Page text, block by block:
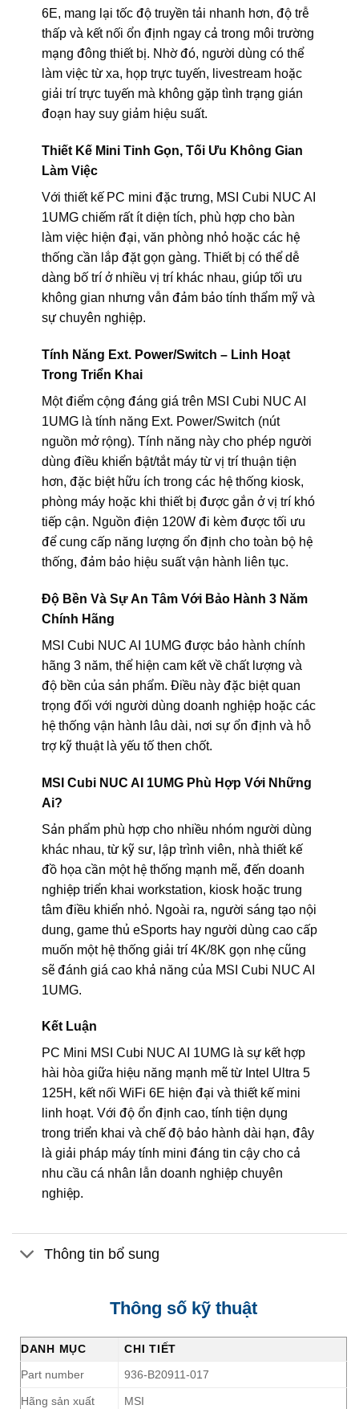
6E, mang lại tốc độ truyền tải nhanh hơn, độ trễ
thấp và kết nối ổn định ngay cả trong môi trường
mạng đông thiết bị. Nhờ đó, người dùng có thể
làm việc từ xa, họp trực tuyến, livestream hoặc
giải trí trực tuyến mà không gặp tình trạng gián
đoạn hay suy giảm hiệu suất.
Thiết Kế Mini Tinh Gọn, Tối Ưu Không Gian
Làm Việc
Với thiết kế PC mini đặc trưng, MSI Cubi NUC AI
1UMG chiếm rất ít diện tích, phù hợp cho bàn
làm việc hiện đại, văn phòng nhỏ hoặc các hệ
thống cần lắp đặt gọn gàng. Thiết bị có thể dễ
dàng bố trí ở nhiều vị trí khác nhau, giúp tối ưu
không gian nhưng vẫn đảm bảo tính thẩm mỹ và
sự chuyên nghiệp.
Tính Năng Ext. Power/Switch – Linh Hoạt
Trong Triển Khai
Một điểm cộng đáng giá trên MSI Cubi NUC AI
1UMG là tính năng Ext. Power/Switch (nút
nguồn mở rộng). Tính năng này cho phép người
dùng điều khiển bật/tắt máy từ vị trí thuận tiện
hơn, đặc biệt hữu ích trong các hệ thống kiosk,
phòng máy hoặc khi thiết bị được gắn ở vị trí khó
tiếp cận. Nguồn điện 120W đi kèm được tối ưu
để cung cấp năng lượng ổn định cho toàn bộ hệ
thống, đảm bảo hiệu suất vận hành liên tục.
Độ Bền Và Sự An Tâm Với Bảo Hành 3 Năm
Chính Hãng
MSI Cubi NUC AI 1UMG được bảo hành chính
hãng 3 năm, thể hiện cam kết về chất lượng và
độ bền của sản phẩm. Điều này đặc biệt quan
trọng đối với người dùng doanh nghiệp hoặc các
hệ thống vận hành lâu dài, nơi sự ổn định và hỗ
trợ kỹ thuật là yếu tố then chốt.
MSI Cubi NUC AI 1UMG Phù Hợp Với Những
Ai?
Sản phẩm phù hợp cho nhiều nhóm người dùng
khác nhau, từ kỹ sư, lập trình viên, nhà thiết kế
đồ họa cần một hệ thống mạnh mẽ, đến doanh
nghiệp triển khai workstation, kiosk hoặc trung
tâm điều khiển nhỏ. Ngoài ra, người sáng tạo nội
dung, game thủ eSports hay người dùng cao cấp
muốn một hệ thống giải trí 4K/8K gọn nhẹ cũng
sẽ đánh giá cao khả năng của MSI Cubi NUC AI
1UMG.
Kết Luận
PC Mini MSI Cubi NUC AI 1UMG là sự kết hợp
hài hòa giữa hiệu năng mạnh mẽ từ Intel Ultra 5
125H, kết nối WiFi 6E hiện đại và thiết kế mini
linh hoạt. Với độ ổn định cao, tính tiện dụng
trong triển khai và chế độ bảo hành dài hạn, đây
là giải pháp máy tính mini đáng tin cậy cho cả
nhu cầu cá nhân lẫn doanh nghiệp chuyên
nghiệp.
Thông tin bổ sung
Thông số kỹ thuật
DANH MỤC
CHI TIẾT
Part number
936-B20911-017
Hãng sản xuất MSI